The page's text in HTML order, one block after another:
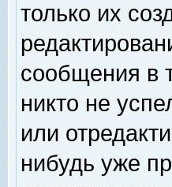
только их
сообщения в
никто не
или
нибудь уже